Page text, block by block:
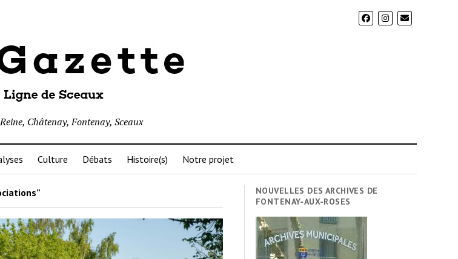
Châtenay, Fontenay, Sceaux
Culture Débats Histoire(s) Notre projet
NOUVELLES DES ARCHIVES DE
FONTENAY-AUX-ROSES